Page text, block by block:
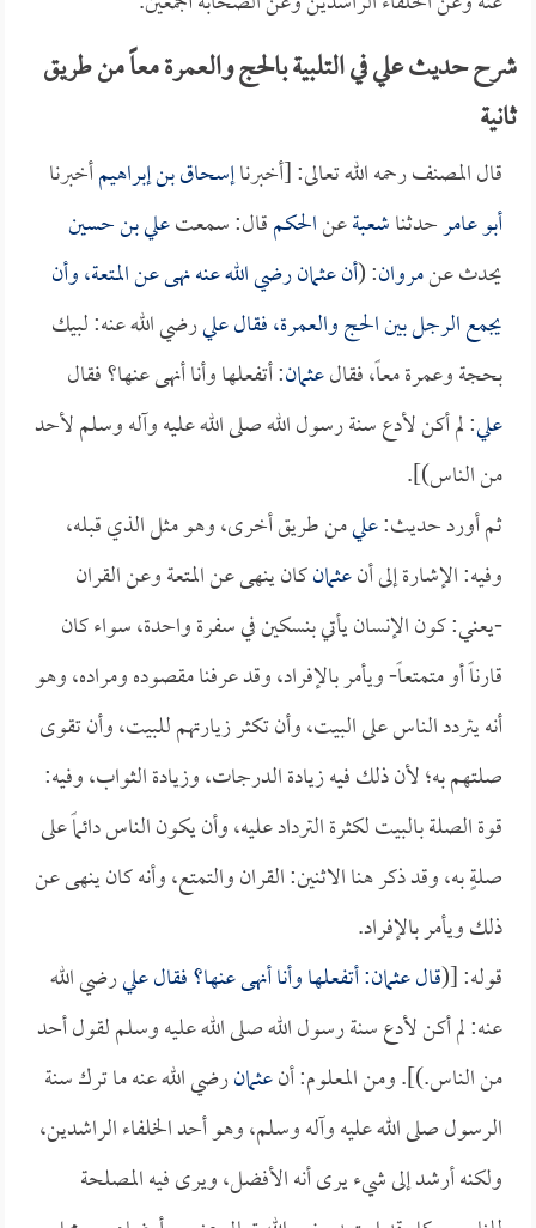
شرح حديث علي في التلبية بالحج والعمرة معاً من طريق
ثانية
قال المصنف رحمه الله تعالى: [أخبرناإسحاق بن إبراهيمأخبرنا
أبو عامرحدثناشعبةعنالحكمقال: سمعتعلي بن حسين
يحدث عنمروان: (أنعثمانرضي الله عنه نهى عن المتعة، وأن
يجمع الرجل بين الحج والعمرة، فقالعليرضي الله عنه: لبيك
بحجة وعمرة معاً، فقالعثمان: أتفعلها وأنا أنهى عنها؟ فقال
علي: لم أكن لأدع سنة رسول الله صلى الله عليه وآله وسلم لأحد
من الناس)].
ثم أورد حديث:عليمن طريق أخرى، وهو مثل الذي قبله،
وفيه: الإشارة إلى أنعثمانكان ينهى عن المتعة وعن القران
-يعني: كون الإنسان يأتي بنسكين في سفرة واحدة، سواء كان
قارناً أو متمتعاً- ويأمر بالإفراد، وقد عرفنا مقصوده ومراده، وهو
أنه يتردد الناس على البيت، وأن تكثر زيارتهم للبيت، وأن تقوى
صلتهم به؛ لأن ذلك فيه زيادة الدرجات، وزيادة الثواب، وفيه:
قوة الصلة بالبيت لكثرة الترداد عليه، وأن يكون الناس دائماً على
صلةٍ به، وقد ذكر هنا الاثنين: القران والتمتع، وأنه كان ينهى عن
ذلك ويأمر بالإفراد.
قوله: [(قالعثمان: أتفعلها وأنا أنهى عنها؟ فقالعليرضي الله
عنه: لم أكن لأدع سنة رسول الله صلى الله عليه وسلم لقول أحد
من الناس.)]. ومن المعلوم: أنعثمانرضي الله عنه ما ترك سنة
الرسول صلى الله عليه وآله وسلم، وهو أحد الخلفاء الراشدين،
ولكنه أرشد إلى شيء يرى أنه الأفضل، ويرى فيه المصلحة